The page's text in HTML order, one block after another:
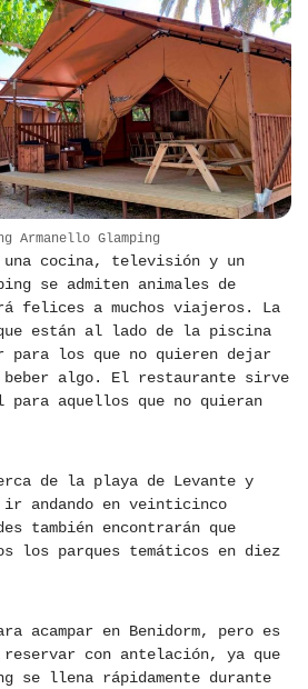
Armanello Glamping
una cocina, televisión y un
se admiten animales de
felices a muchos viajeros. La
están al lado de la piscina
para los que no quieren dejar
algo. El restaurante sirve
para aquellos que no quieran
de la playa de Levante y
ir andando en veinticinco
también encontrarán que
los parques temáticos en diez
acampar en Benidorm, pero es
con antelación, ya que
se llena rápidamente durante